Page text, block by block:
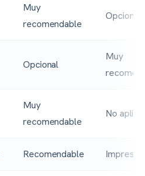
Muy
recomendable
Opcional
Opcional
Muy
Muy
recomendable
No aplica
Recomendable